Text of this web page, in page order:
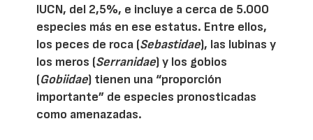
IUCN, del 2,5%, e incluye a cerca de 5.000
especies más en ese estatus. Entre ellos,
los peces de roca (Sebastidae), las lubinas y
los meros (Serranidae) y los gobios
(Gobiidae) tienen una “proporción
importante” de especies pronosticadas
como amenazadas.